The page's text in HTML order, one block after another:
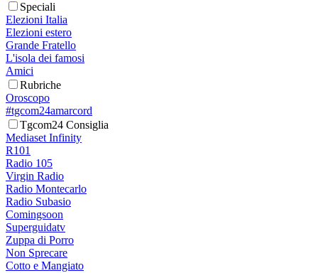
Speciali
Elezioni Italia
Elezioni estero
Grande Fratello
L'isola dei famosi
Amici
Rubriche
Oroscopo
#tgcom24amarcord
Tgcom24 Consiglia
Mediaset Infinity
R101
Radio 105
Virgin Radio
Radio Montecarlo
Radio Subasio
Comingsoon
Superguidatv
Zuppa di Porro
Non Sprecare
Cotto e Mangiato